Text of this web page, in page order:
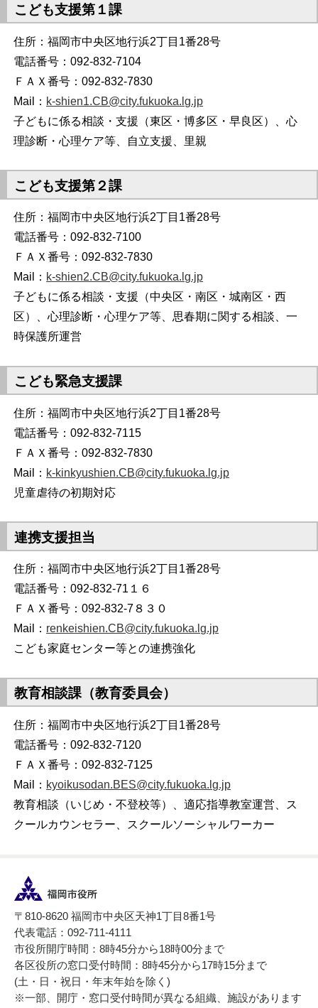
こども支援第１課
住所：福岡市中央区地行浜2丁目1番28号
電話番号：092-832-7104
ＦＡＸ番号：092-832-7830
Mail： k-shien1.CB@city.fukuoka.lg.jp
子どもに係る相談・支援（東区・博多区・早良区）、心
理診断・心理ケア等、自立支援、里親
こども支援第２課
住所：福岡市中央区地行浜2丁目1番28号
電話番号：092-832-7100
ＦＡＸ番号：092-832-7830
Mail： k-shien2.CB@city.fukuoka.lg.jp
子どもに係る相談・支援（中央区・南区・城南区・西
区）、心理診断・心理ケア等、思春期に関する相談、一
時保護所運営
こども緊急支援課
住所：福岡市中央区地行浜2丁目1番28号
電話番号：092-832-7115
ＦＡＸ番号：092-832-7830
Mail： k-kinkyushien.CB@city.fukuoka.lg.jp
児童虐待の初期対応
連携支援担当
住所：福岡市中央区地行浜2丁目1番28号
電話番号：092-832-71１６
ＦＡＸ番号：092-832-7８３０
Mail： renkeishien.CB@city.fukuoka.lg.jp
こども家庭センター等との連携強化
教育相談課（教育委員会）
住所：福岡市中央区地行浜2丁目1番28号
電話番号：092-832-7120
ＦＡＸ番号：092-832-7125
Mail： kyoikusodan.BES@city.fukuoka.lg.jp
教育相談（いじめ・不登校等）、適応指導教室運営、ス
クールカウンセラー、スクールソーシャルワーカー
〒810-8620 福岡市中央区天神1丁目8番1号
代表電話：092-711-4111
市役所開庁時間：8時45分から18時00分まで
各区役所の窓口受付時間：8時45分から17時15分まで
(土・日・祝日・年末年始を除く)
※一部、開庁・窓口受付時間が異なる組織、施設があります